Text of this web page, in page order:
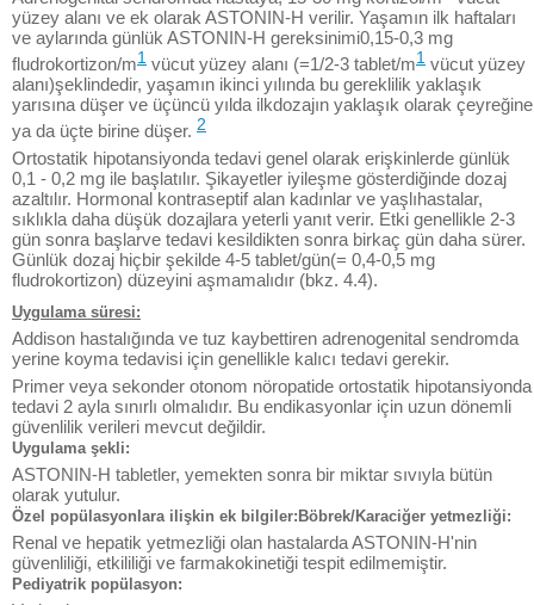
yüzey alanı ve ek olarak ASTONIN-H verilir. Yaşamın ilk haftaları
ve aylarında günlük ASTONIN-H gereksinimi0,15-0,3 mg
fludrokortizon/m1 vücut yüzey alanı (=1/2-3 tablet/m1 vücut yüzey
alanı)şeklindedir, yaşamın ikinci yılında bu gereklilik yaklaşık
yarısına düşer ve üçüncü yılda ilkdozajın yaklaşık olarak çeyreğine
ya da üçte birine düşer. 2
Ortostatik hipotansiyonda tedavi genel olarak erişkinlerde günlük
0,1 - 0,2 mg ile başlatılır. Şikayetler iyileşme gösterdiğinde dozaj
azaltılır. Hormonal kontraseptif alan kadınlar ve yaşlıhastalar,
sıklıkla daha düşük dozajlara yeterli yanıt verir. Etki genellikle 2-3
gün sonra başlarve tedavi kesildikten sonra birkaç gün daha sürer.
Günlük dozaj hiçbir şekilde 4-5 tablet/gün(= 0,4-0,5 mg
fludrokortizon) düzeyini aşmamalıdır (bkz. 4.4).
Uygulama süresi:
Addison hastalığında ve tuz kaybettiren adrenogenital sendromda
yerine koyma tedavisi için genellikle kalıcı tedavi gerekir.
Primer veya sekonder otonom nöropatide ortostatik hipotansiyonda
tedavi 2 ayla sınırlı olmalıdır. Bu endikasyonlar için uzun dönemli
güvenlilik verileri mevcut değildir.
Uygulama şekli:
ASTONIN-H tabletler, yemekten sonra bir miktar sıvıyla bütün
olarak yutulur.
Özel popülasyonlara ilişkin ek bilgiler:Böbrek/Karaciğer yetmezliği:
Renal ve hepatik yetmezliği olan hastalarda ASTONIN-H'nin
güvenliliği, etkililiği ve farmakokinetiği tespit edilmemiştir.
Pediyatrik popülasyon: